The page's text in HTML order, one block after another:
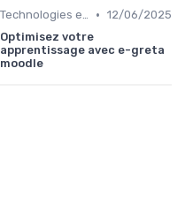
Technologies et informatique • 12/06/2025
Optimisez votre
apprentissage avec e-greta
moodle